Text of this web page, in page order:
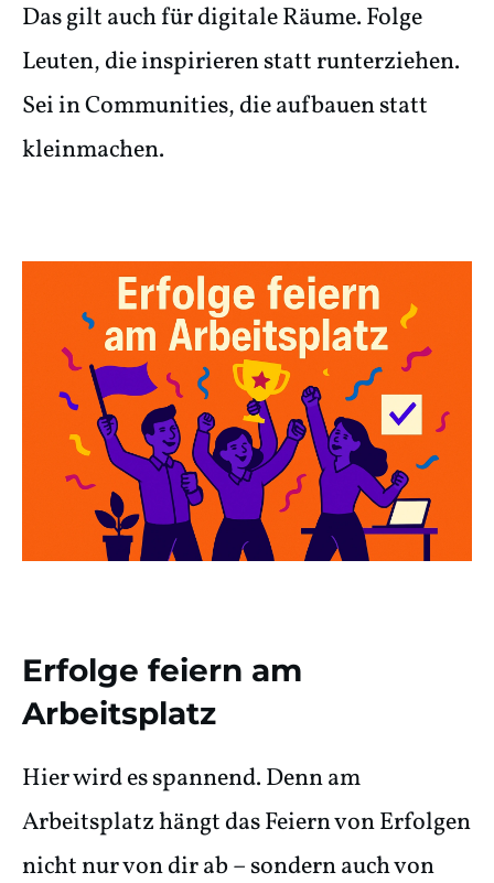
Das gilt auch für digitale Räume. Folge
Leuten, die inspirieren statt runterziehen.
Sei in Communities, die aufbauen statt
kleinmachen.
Erfolge feiern am
Arbeitsplatz
Hier wird es spannend. Denn am
Arbeitsplatz hängt das Feiern von Erfolgen
nicht nur von dir ab – sondern auch von